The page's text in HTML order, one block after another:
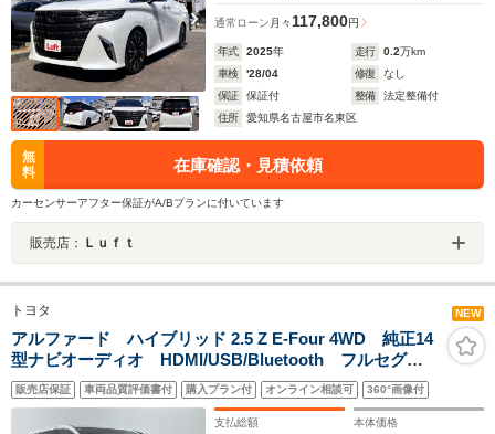
通常ローン 月々117,800円
年式 2025年 走行 0.2万km
車検
'28/04 修復
なし
保証
保証付 整備
法定整備付
住所
愛知県名古屋市名東区
無
料
在庫確認・見積依頼
カーセンサーアフター保証がA/Bプランに付いています
販売店： Ｌｕｆｔ
トヨタ NEW
アルファード ハイブリッド 2.5 Z E-Four 4WD 純正14
型ナビオーディオ HDMI/USB/Bluetooth フルセグ
TV 全方位カメラ ブラックレザーシート サンルー
フ デジタルインナーミラー 両側パワースライドド
ア パワーバックドア
販売店保証 車両品質評価書付 購入プラン付 オンライン相談可 360°画像付
支払総額 本体価格